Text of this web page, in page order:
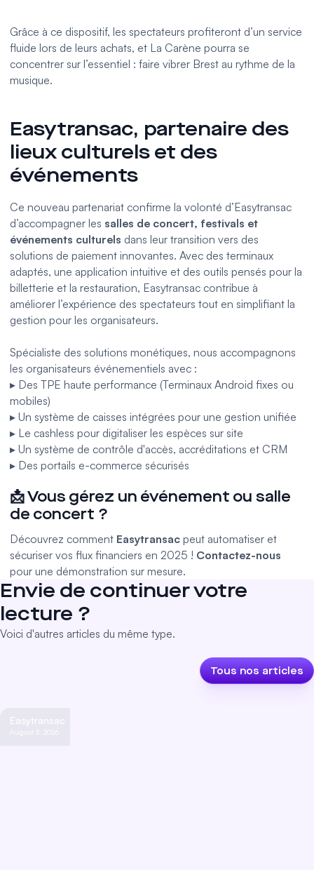
Grâce à ce dispositif, les spectateurs profiteront d’un service
fluide lors de leurs achats, et La Carène pourra se
concentrer sur l’essentiel : faire vibrer Brest au rythme de la
musique.
Easytransac, partenaire des
lieux culturels et des
événements
Ce nouveau partenariat confirme la volonté d’Easytransac
d’accompagner les salles de concert, festivals et
événements culturels dans leur transition vers des
solutions de paiement innovantes. Avec des terminaux
adaptés, une application intuitive et des outils pensés pour la
billetterie et la restauration, Easytransac contribue à
améliorer l’expérience des spectateurs tout en simplifiant la
gestion pour les organisateurs.
Spécialiste des solutions monétiques, nous accompagnons
les organisateurs événementiels avec :
▸ Des TPE haute performance (Terminaux Android fixes ou
mobiles)
▸ Un système de caisses intégrées pour une gestion unifiée
▸ Le cashless pour digitaliser les espèces sur site
▸ Un système de contrôle d'accès, accréditations et CRM
▸ Des portails e-commerce sécurisés
📩 Vous gérez un événement ou salle
de concert ?
Découvrez comment Easytransac peut automatiser et
sécuriser vos flux financiers en 2025 ! Contactez-nous
pour une démonstration sur mesure.
Envie de continuer votre
lecture ?
Voici d'autres articles du même type.
Tous nos articles
Easytransac
August 5, 2026